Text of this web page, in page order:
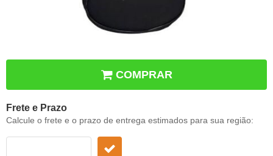
COMPRAR
Frete e Prazo
Calcule o frete e o prazo de entrega estimados para sua região: